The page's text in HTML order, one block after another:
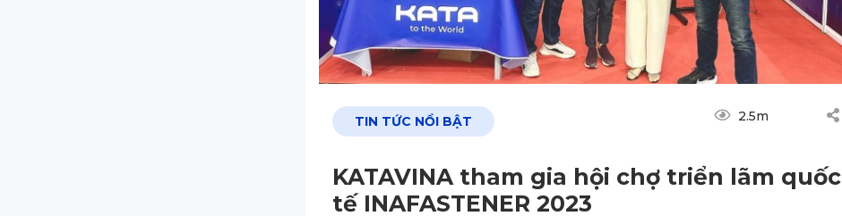
TIN TỨC NỔI BẬT 2.5m
KATAVINA tham gia hội chợ triển lãm quốc
tế INAFASTENER 2023